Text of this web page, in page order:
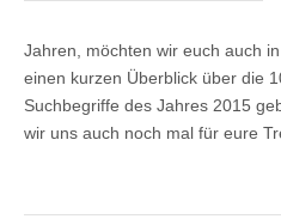
Jahren, möchten wir euch auch
einen kurzen Überblick über die
Suchbegriffe des Jahres 2015
wir uns auch noch mal für eure